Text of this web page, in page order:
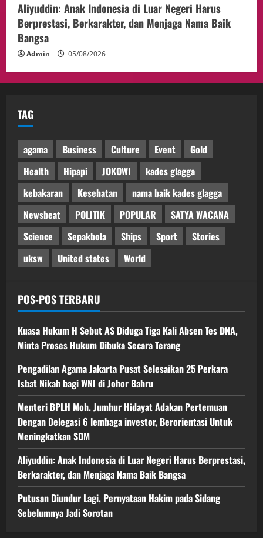
Aliyuddin: Anak Indonesia di Luar Negeri Harus
Berprestasi, Berkarakter, dan Menjaga Nama Baik
Bangsa
Admin 05/08/2026
TAG
agama Business Culture Event
Gold
Health
Hipapi JOKOWI
kades glagga
kebakaran
Kesehatan
nama baik kades glagga
Newsbeat
POLITIK POPULAR
SATYA WACANA
Science
Sepakbola Ships Sport
Stories
uksw
United states World
POS-POS TERBARU
Kuasa Hukum H Sebut AS Diduga Tiga Kali Absen Tes DNA,
Minta Proses Hukum Dibuka Secara Terang
Pengadilan Agama Jakarta Pusat Selesaikan 25 Perkara
Isbat Nikah bagi WNI di Johor Bahru
Menteri BPLH Moh. Jumhur Hidayat Adakan Pertemuan
Dengan Delegasi 6 lembaga investor, Berorientasi Untuk
Meningkatkan SDM
Aliyuddin: Anak Indonesia di Luar Negeri Harus Berprestasi,
Berkarakter, dan Menjaga Nama Baik Bangsa
Putusan Diundur Lagi, Pernyataan Hakim pada Sidang
Sebelumnya Jadi Sorotan